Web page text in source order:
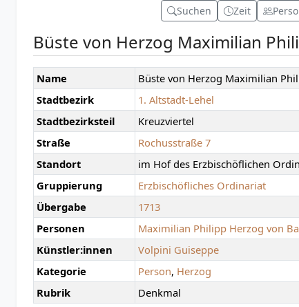
Suchen Zeit
Büste von Herzog Maximilian
Name
Büste von Herzog Maximilian
Stadtbezirk
1. Altstadt-Lehel
Stadtbezirksteil
Kreuzviertel
Straße
Rochusstraße 7
Standort
im Hof des Erzbischöflichen
Gruppierung
Erzbischöfliches Ordinariat
Übergabe
1713
Personen
Maximilian Philipp Herzog von
Künstler:innen
Volpini Guiseppe
Kategorie
Person, Herzog
Rubrik
Denkmal